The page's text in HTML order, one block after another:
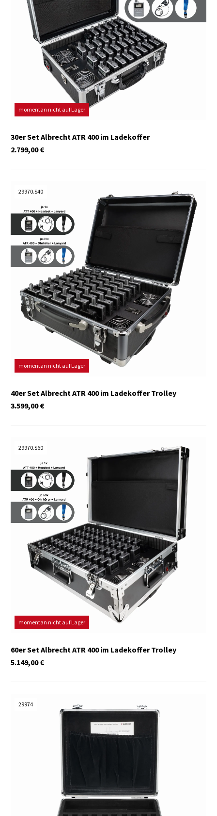
momentan nicht auf Lager
30er Set Albrecht ATR 400 im Ladekoffer
€
2.799,00
29970.S40
momentan nicht auf Lager
40er Set Albrecht ATR 400 im Ladekoffer Trolley
€
3.599,00
29970.S60
momentan nicht auf Lager
60er Set Albrecht ATR 400 im Ladekoffer Trolley
€
5.149,00
29974